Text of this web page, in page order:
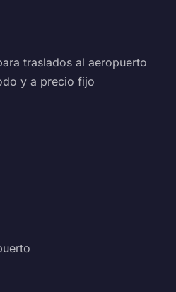
traslados al aeropuerto
y a precio fijo